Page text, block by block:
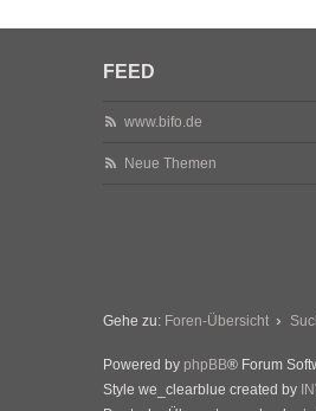
FEED
www.bifo.de
Neue Themen
Gehe zu: Foren-Übersicht
Powered by phpBB® Forum
Style we_clearblue created by